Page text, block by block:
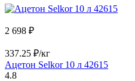
2 698 ₽
337.25 ₽/кг
Ацетон Selkor 10 л 42615
4.8